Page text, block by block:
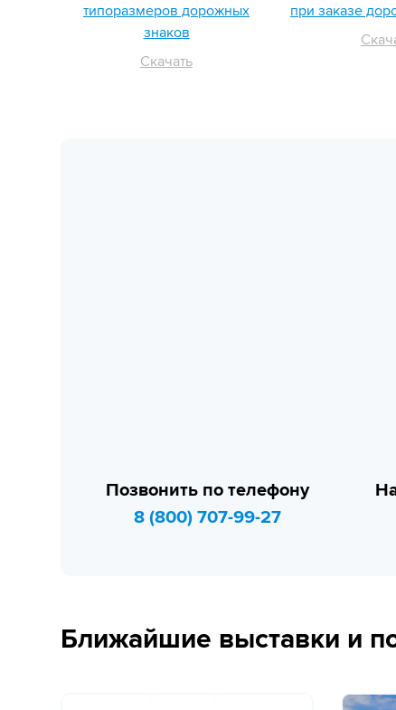
типоразмеров дорожных
знаков
Скачать
при заказе
Позвонить по телефону
8 (800) 707-99-27
Ближайшие выставки и